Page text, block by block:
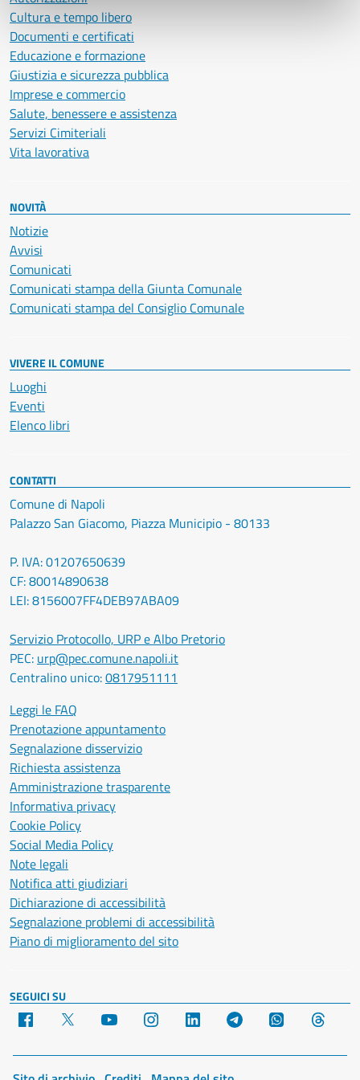
Cultura e tempo libero
Documenti e certificati
Educazione e formazione
Giustizia e sicurezza pubblica
Imprese e commercio
Salute, benessere e assistenza
Servizi Cimiteriali
Vita lavorativa
NOVITÀ
Notizie
Avvisi
Comunicati
Comunicati stampa della Giunta Comunale
Comunicati stampa del Consiglio Comunale
VIVERE IL COMUNE
Luoghi
Eventi
Elenco libri
CONTATTI
Comune di Napoli
Palazzo San Giacomo, Piazza Municipio - 80133
P. IVA: 01207650639
CF: 80014890638
LEI: 8156007FF4DEB97ABA09
Servizio Protocollo, URP e Albo Pretorio
PEC: urp@pec.comune.napoli.it
Centralino unico:0817951111
Leggi le FAQ
Prenotazione appuntamento
Segnalazione disservizio
Richiesta assistenza
Amministrazione trasparente
Informativa privacy
Cookie Policy
Social Media Policy
Note legali
Notifica atti giudiziari
Dichiarazione di accessibilità
Segnalazione problemi di accessibilità
Piano di miglioramento del sito
SEGUICI SU
Facebook YouTube Instagram LinkedIn Telegram WhatsApp